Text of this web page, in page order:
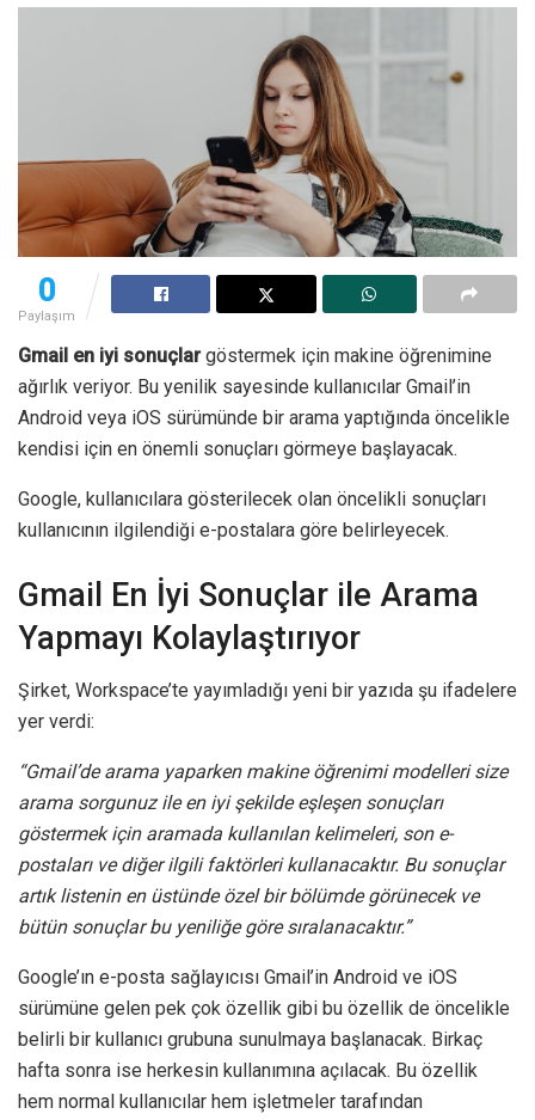
0
Paylaşım
Gmail en iyi sonuçlargöstermek için makine öğrenimine
ağırlık veriyor. Bu yenilik sayesinde kullanıcılar Gmail’in
Android veya iOS sürümünde bir arama yaptığında öncelikle
kendisi için en önemli sonuçları görmeye başlayacak.
Google, kullanıcılara gösterilecek olan öncelikli sonuçları
kullanıcının ilgilendiği e-postalara göre belirleyecek.
Gmail En İyi Sonuçlar ile Arama
Yapmayı Kolaylaştırıyor
Şirket, Workspace’te yayımladığı yeni bir yazıda şu ifadelere
yer verdi:
“Gmail’de arama yaparken makine öğrenimi modelleri size
arama sorgunuz ile en iyi şekilde eşleşen sonuçları
göstermek için aramada kullanılan kelimeleri, son e-
postaları ve diğer ilgili faktörleri kullanacaktır. Bu sonuçlar
artık listenin en üstünde özel bir bölümde görünecek ve
bütün sonuçlar bu yeniliğe göre sıralanacaktır.”
Google’ın e-posta sağlayıcısı Gmail’in Android ve iOS
sürümüne gelen pek çok özellik gibi bu özellik de öncelikle
belirli bir kullanıcı grubuna sunulmaya başlanacak. Birkaç
hafta sonra ise herkesin kullanımına açılacak. Bu özellik
hem normal kullanıcılar hem işletmeler tarafından